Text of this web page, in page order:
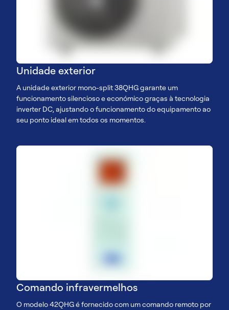
Unidade exterior
A unidade exterior mono-split 38QHG garante um
funcionamento silencioso e económico graças à tecnologia
inverter DC, ajustando o funcionamento do equipamento ao
seu ponto ideal em todos os momentos.
Comando infravermelhos
O modelo 42QHG é fornecido com um comando remoto por